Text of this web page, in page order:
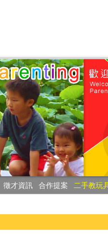
徵才資訊 合作提案
二手教玩